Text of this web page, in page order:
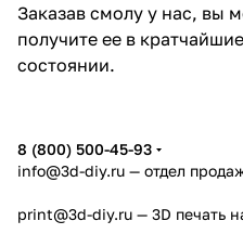
Заказав смолу у нас, вы
получите ее в
состоянии.
8 (800) 500-45-93
info@3d-diy.ru — отдел
print@3d-diy.ru — 3D печать